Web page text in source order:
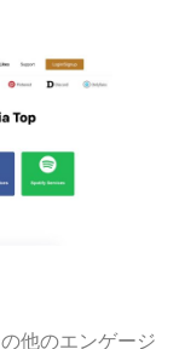
他のエンゲージ